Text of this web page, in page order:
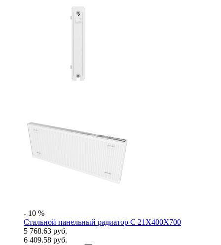
- 10 %
Стальной панельный радиатор C 21X400X700
5 768.63 руб.
6 409.58 руб.